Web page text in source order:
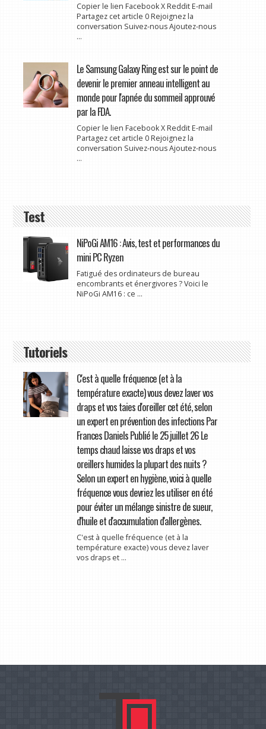
Copier le lien Facebook X Reddit E-mail
Partagez cet article 0 Rejoignez la
conversation Suivez-nous Ajoutez-nous
...
Le Samsung Galaxy Ring est sur le point de
devenir le premier anneau intelligent au
monde pour l'apnée du sommeil approuvé
par la FDA.
Copier le lien Facebook X Reddit E-mail
Partagez cet article 0 Rejoignez la
conversation Suivez-nous Ajoutez-nous
...
Test
NiPoGi AM16 : Avis, test et performances du
mini PC Ryzen
Fatigué des ordinateurs de bureau
encombrants et énergivores ? Voici le
NiPoGi AM16 : ce ...
Tutoriels
C'est à quelle fréquence (et à la
température exacte) vous devez laver vos
draps et vos taies d'oreiller cet été, selon
un expert en prévention des infections Par
Frances Daniels Publié le 25 juillet 26 Le
temps chaud laisse vos draps et vos
oreillers humides la plupart des nuits ?
Selon un expert en hygiène, voici à quelle
fréquence vous devriez les utiliser en été
pour éviter un mélange sinistre de sueur,
d'huile et d'accumulation d'allergènes.
C'est à quelle fréquence (et à la
température exacte) vous devez laver
vos draps et ...